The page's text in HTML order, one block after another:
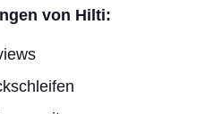
von Hilti: